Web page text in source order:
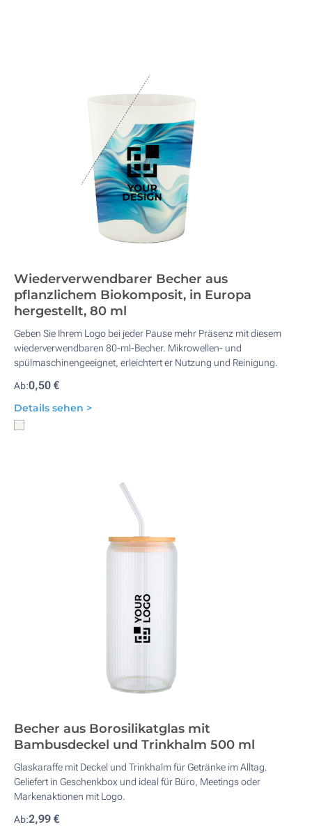
Wiederverwendbarer Becher aus
pflanzlichem Biokomposit, in Europa
hergestellt, 80 ml
Geben Sie Ihrem Logo bei jeder Pause mehr Präsenz mit diesem
wiederverwendbaren 80-ml-Becher. Mikrowellen- und
spülmaschinengeeignet, erleichtert er Nutzung und Reinigung.
Ab:0,50 €
Details sehen >
Becher aus Borosilikatglas mit
Bambusdeckel und Trinkhalm 500 ml
Glaskaraffe mit Deckel und Trinkhalm für Getränke im Alltag.
Geliefert in Geschenkbox und ideal für Büro, Meetings oder
Markenaktionen mit Logo.
Ab:2,99 €